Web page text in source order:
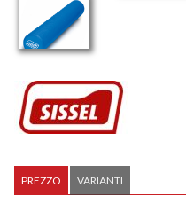
PREZZO VARIANTI